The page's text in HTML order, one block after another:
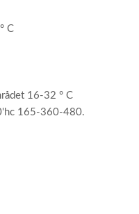
C
16-32 ° C
165-360-480.